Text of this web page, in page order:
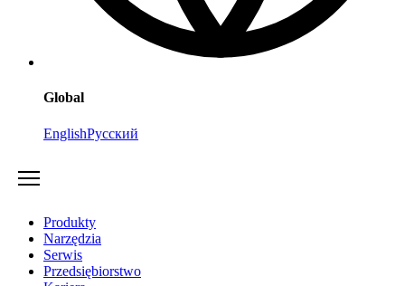
Global
EnglishРусский
Produkty
Narzędzia
Serwis
Przedsiębiorstwo